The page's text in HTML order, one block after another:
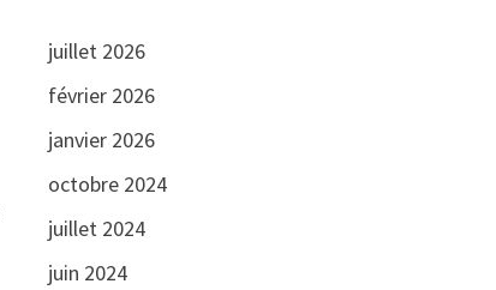
juillet 2026
février 2026
janvier 2026
octobre 2024
juillet 2024
juin 2024